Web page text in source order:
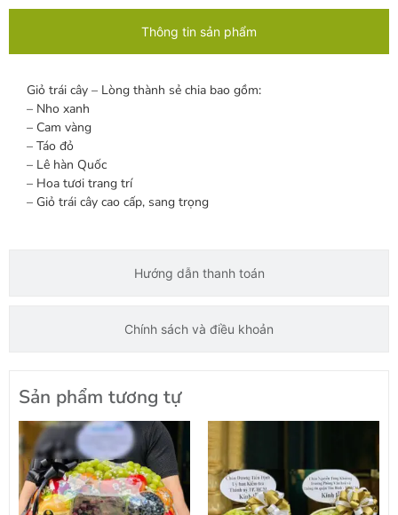
Thông tin sản phẩm
Hướng dẫn thanh toán
Chính sách và điều khoản
Giỏ trái cây – Lòng thành sẻ chia bao gồm:
– Nho xanh
– Cam vàng
– Táo đỏ
– Lê hàn Quốc
– Hoa tươi trang trí
– Giỏ trái cây cao cấp, sang trọng
Sản phẩm tương tự